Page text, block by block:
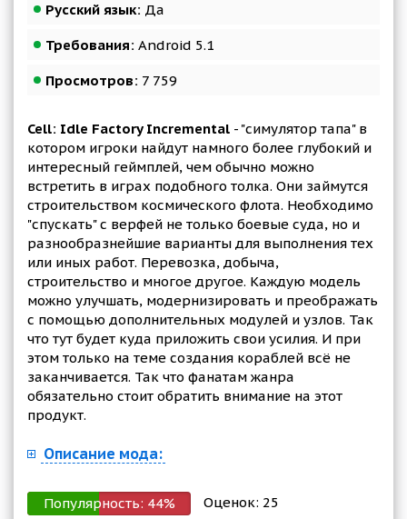
Русский язык: Да
Требования: Android 5.1
Просмотров: 7 759
Cell: Idle Factory Incremental - "симулятор тапа" в
котором игроки найдут намного более глубокий и
интересный геймплей, чем обычно можно
встретить в играх подобного толка. Они займутся
строительством космического флота. Необходимо
"спускать" с верфей не только боевые суда, но и
разнообразнейшие варианты для выполнения тех
или иных работ. Перевозка, добыча,
строительство и многое другое. Каждую модель
можно улучшать, модернизировать и преображать
с помощью дополнительных модулей и узлов. Так
что тут будет куда приложить свои усилия. И при
этом только на теме создания кораблей всё не
заканчивается. Так что фанатам жанра
обязательно стоит обратить внимание на этот
продукт.
Описание мода:
Популярность: 44% Оценок: 25